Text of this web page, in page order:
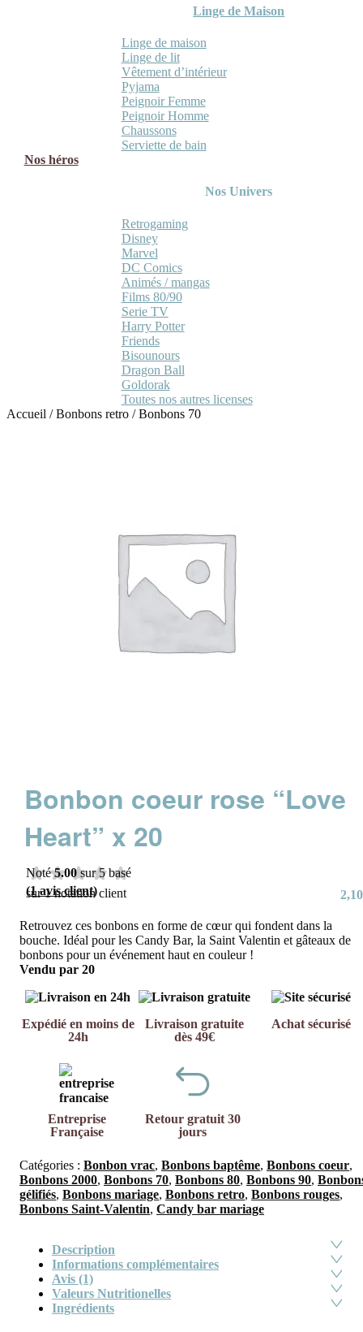
Linge de Maison
Linge de maison
Linge de lit
Vêtement d’intérieur
Pyjama
Peignoir Femme
Peignoir Homme
Chaussons
Serviette de bain
Nos héros
Nos Univers
Retrogaming
Disney
Marvel
DC Comics
Animés / mangas
Films 80/90
Serie TV
Harry Potter
Friends
Bisounours
Dragon Ball
Goldorak
Toutes nos autres licenses
Accueil /Bonbons retro /Bonbons 70
Bonbon coeur rose “Love
Heart” x 20
Noté5.00 sur 5 basé
sur1notation client
(1avis client) 2,10
Retrouvez ces bonbons en forme de cœur qui fondent dans la
bouche. Idéal pour les Candy Bar, la Saint Valentin et gâteaux de
bonbons pour un événement haut en couleur !
Vendu par 20
Expédié en moins de
24h
Livraison gratuite
dès 49€
Achat sécurisé
Entreprise
Française
Retour gratuit 30
jours
Catégories : Bonbon vrac, Bonbons baptême, Bonbons coeur,
Bonbons 2000, Bonbons 70, Bonbons 80, Bonbons 90,
gélifiés, Bonbons mariage, Bonbons retro, Bonbons rouges,
Bonbons Saint-Valentin, Candy bar mariage
Description
Informations complémentaires
Avis (1)
Valeurs Nutritionelles
Ingrédients